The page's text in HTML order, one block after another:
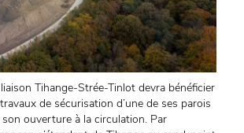
Tihange-Strée-Tinlot devra bénéficier
de sécurisation d’une de ses parois
ouverture à la circulation. Par